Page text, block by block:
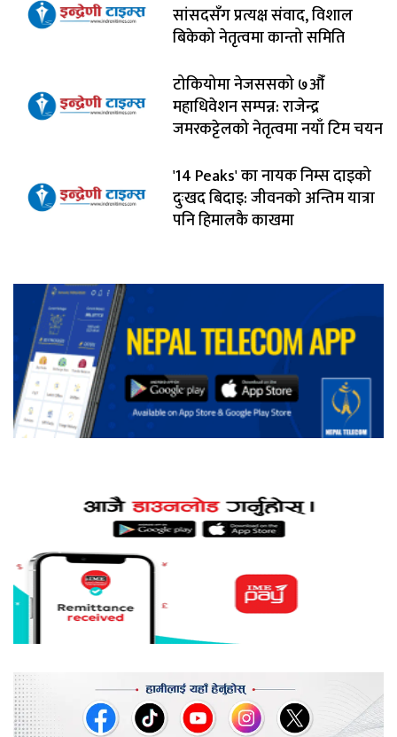
सांसदसँग प्रत्यक्ष संवाद, विशाल
बिकेको नेतृत्वमा कान्तो समिति
टोकियोमा नेजससको ७औँ
महाधिवेशन सम्पन्न: राजेन्द्र
जमरकट्टेलको नेतृत्वमा नयाँ टिम चयन
'14 Peaks' का नायक निम्स दाइको
दुःखद बिदाइ: जीवनको अन्तिम यात्रा
पनि हिमालकै काखमा